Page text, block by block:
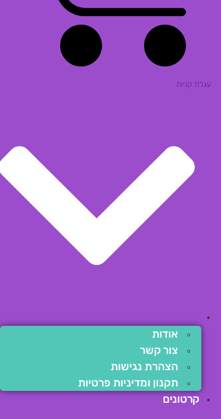
עגלת קניות
אודות
צור קשר
הצהרת נגישות
תקנון ומדיניות פרטיות
קרטונים